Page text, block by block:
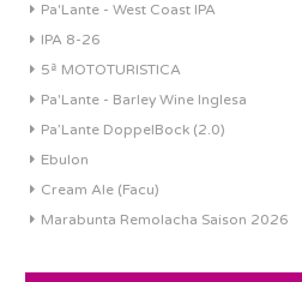
Pa'Lante - West Coast IPA
IPA 8-26
5ª MOTOTURISTICA
Pa'Lante - Barley Wine Inglesa
Pa’Lante DoppelBock (2.0)
Ebulon
Cream Ale (Facu)
Marabunta Remolacha Saison 2026